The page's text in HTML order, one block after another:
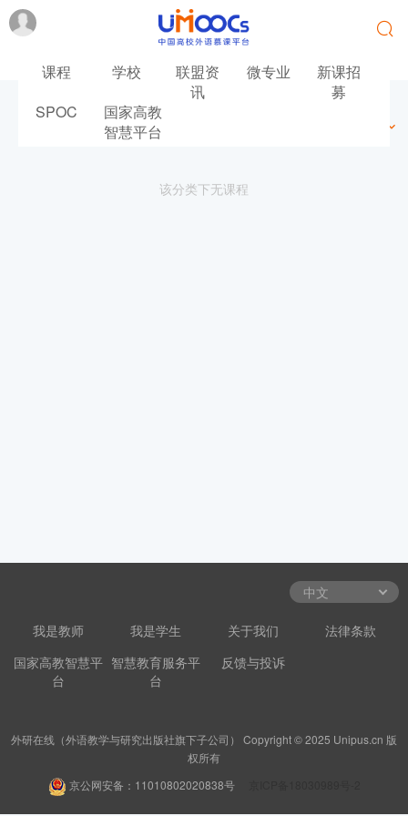
课程 学校
联盟资
讯
微专业
新课招
募
SPOC
国家高教
智慧平台
该分类下无课程
我是教师 我是学生 关于我们
法律条款
国家高教智慧平
台
智慧教育服务平
台
反馈与投诉
外研在线（外语教学与研究出版社旗下子公司） Copyright © 2025 Unipus.cn 版
权所有
京公网安备：11010802020838号